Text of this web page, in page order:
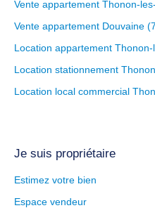
Vente appartement Thonon-
Vente appartement Douvaine
Location appartement
Location stationnement
Location local commercial
Je suis propriétaire
Estimez votre bien
Espace vendeur